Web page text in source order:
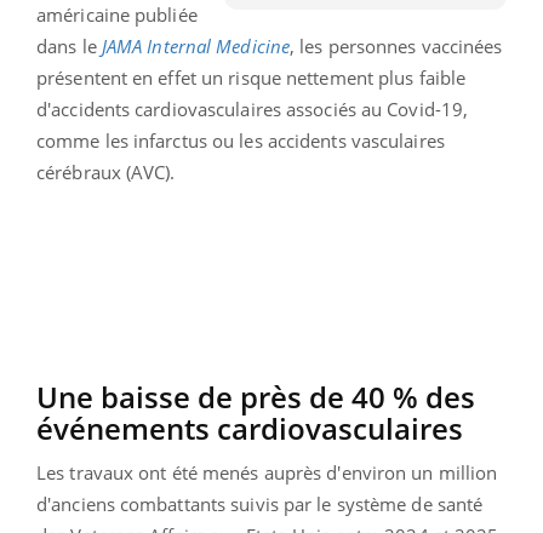
américaine publiée
dans le JAMA Internal Medicine, les personnes vaccinées
présentent en effet un risque nettement plus faible
d'accidents cardiovasculaires associés au Covid-19,
comme les infarctus ou les accidents vasculaires
cérébraux (AVC).
Une baisse de près de 40 % des
événements cardiovasculaires
Les travaux ont été menés auprès d'environ un million
d'anciens combattants suivis par le système de santé